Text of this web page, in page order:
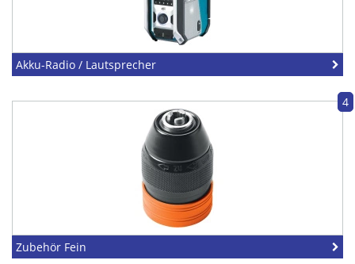
Akku-Radio / Lautsprecher
4
Zubehör Fein